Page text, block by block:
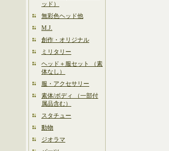
ッド）
無彩色ヘッド他
M.J.
創作・オリジナル
ミリタリー
ヘッド＋服セット （素
体なし）
服・アクセサリー
素体/ボディ （一部付
属品含む）
スタチュー
動物
ジオラマ